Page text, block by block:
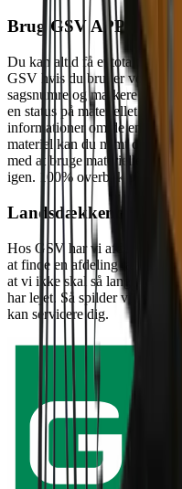
Brug GSV APP
Du kan altid få et totalt
GSV hvis du bruger vores
sagsnumre og markere dine
en status på materiellet på
informationer om de enkelte
materiel kan du nemt og
med at bruge materiellet er
igen. 100% overblik på
Landsdækkende service
Hos GSV har vi afdelinger i
at finde en afdeling tæt på
at vi ikke skal så langt, hvis
har lejet. Så spilder vi ikke
kan servicere dig.